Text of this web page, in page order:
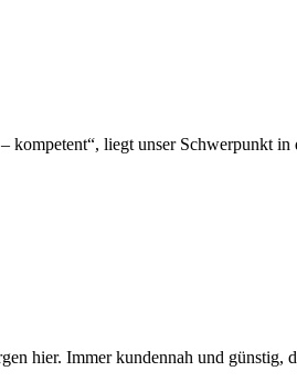
liegt unser Schwerpunkt
hier. Immer kunden­nah und